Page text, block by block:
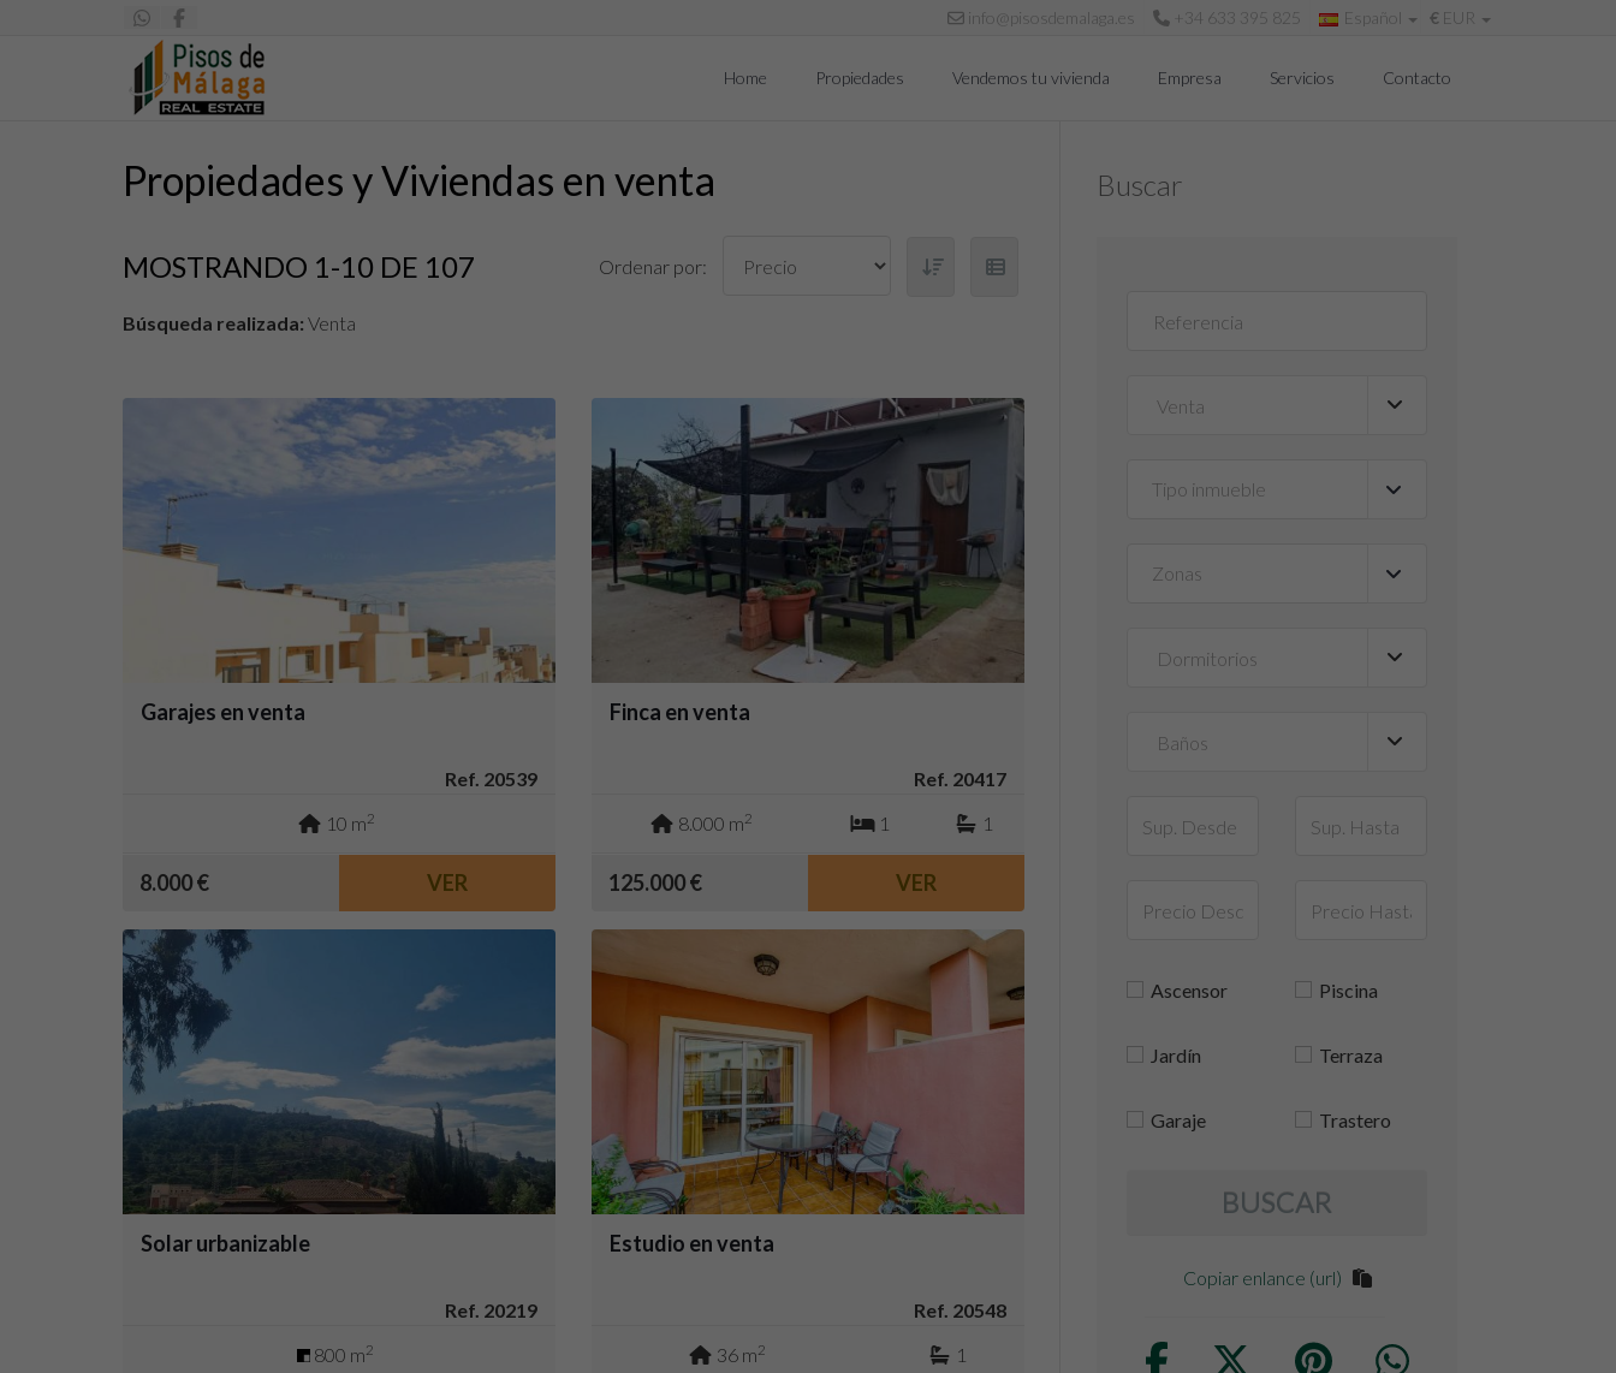
info@pisosdemalaga.es +34 633 395 825 Español € EUR
Home Propiedades Vendemos tu vivienda Empresa Servicios Contacto
Propiedades y Viviendas en venta
MOSTRANDO 1-10 DE 107 Ordenar por:
Búsqueda realizada: Venta
Garajes en venta
Ref. 20539
10 m2
8.000 € VER
Finca en venta
Ref. 20417
8.000 m2 1 1
125.000 € VER
Solar urbanizable
Ref. 20219
800 m2
Estudio en venta
Ref. 20548
36 m2 1
Buscar
Tipo inmueble ▼
Zonas ▼
Ascensor Piscina
Jardín Terraza
Garaje Trastero
BUSCAR
Copiar enlance (url)